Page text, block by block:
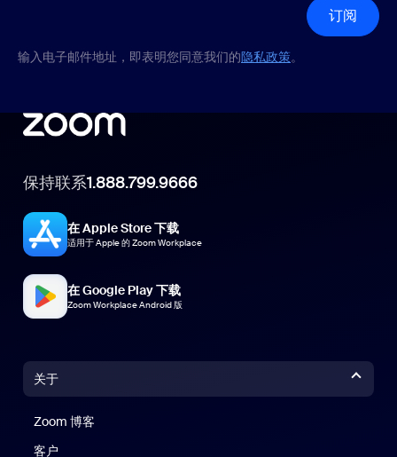
订阅
输入电子邮件地址，即表明您同意我们的隐私政策。
保持联系1.888.799.9666
在 Apple Store 下载
适用于 Apple 的 Zoom Workplace
在 Google Play 下载
Zoom Workplace Android 版
关于
Zoom 博客
客户